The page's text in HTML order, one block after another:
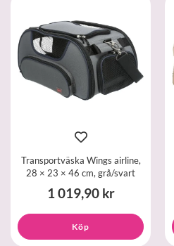
Transportväska Wings airline,
28 × 23 × 46 cm, grå/svart
1 019,90 kr
Köp